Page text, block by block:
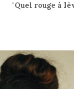
"Quel rouge à